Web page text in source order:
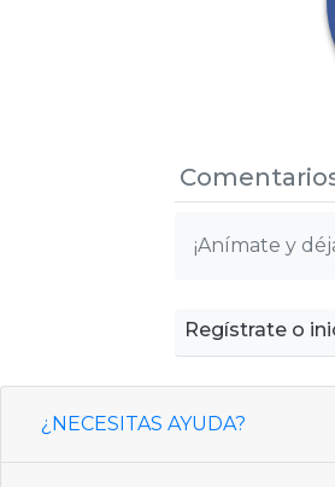
¡Anímate y
Regístrate o
¿NECESITAS AYUDA?